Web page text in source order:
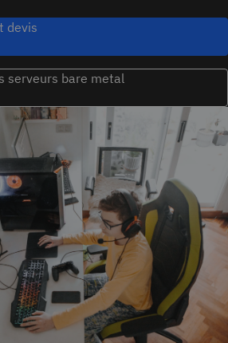
devis
serveurs bare metal